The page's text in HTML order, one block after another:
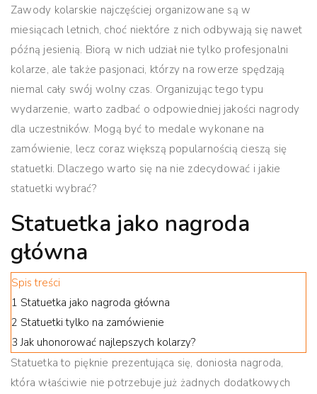
Zawody kolarskie najczęściej organizowane są w
miesiącach letnich, choć niektóre z nich odbywają się nawet
późną jesienią. Biorą w nich udział nie tylko profesjonalni
kolarze, ale także pasjonaci, którzy na rowerze spędzają
niemal cały swój wolny czas. Organizując tego typu
wydarzenie, warto zadbać o odpowiedniej jakości nagrody
dla uczestników. Mogą być to medale wykonane na
zamówienie, lecz coraz większą popularnością cieszą się
statuetki. Dlaczego warto się na nie zdecydować i jakie
statuetki wybrać?
Statuetka jako nagroda
główna
Spis treści
1 Statuetka jako nagroda główna
2 Statuetki tylko na zamówienie
3 Jak uhonorować najlepszych kolarzy?
Statuetka to pięknie prezentująca się, doniosła nagroda,
która właściwie nie potrzebuje już żadnych dodatkowych